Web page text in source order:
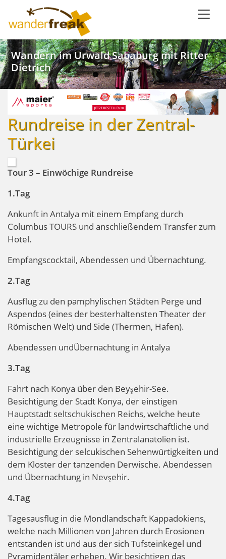
Wandern im Urwald Sababurg mit Ritter
Dietrich
Wandern mit Meerblick in Ligurien
Weinwandern im Lieblichen Taubertal
Kanu SaarFari im Wiltinger Saarbogen
Rundreise in der Zentral-
Türkei
Tour 3 – Einwöchige Rundreise
1.Tag
Ankunft in Antalya mit einem Empfang durch
Columbus TOURS und anschließendem Transfer zum
Hotel.
Empfangscocktail, Abendessen und Übernachtung.
2.Tag
Ausflug zu den pamphylischen Städten Perge und
Aspendos (eines der besterhaltensten Theater der
Römischen Welt) und Side (Thermen, Hafen).
Abendessen undÜbernachtung in Antalya
3.Tag
Fahrt nach Konya über den Beyşehir-See.
Besichtigung der Stadt Konya, der einstigen
Hauptstadt seltschukischen Reichs, welche heute
eine wichtige Metropole für landwirtschaftliche und
industrielle Erzeugnisse in Zentralanatolien ist.
Besichtigung der selcukischen Sehenwürtigkeiten und
dem Kloster der tanzenden Derwische. Abendessen
und Übernachtung in Nevşehir.
4.Tag
Tagesausflug in die Mondlandschaft Kappadokiens,
welche nach Millionen von Jahren durch Erosionen
entstanden ist und aus der sich Tufsteinkegel und
Pyramidentäler erheben. Wir besichtigen das